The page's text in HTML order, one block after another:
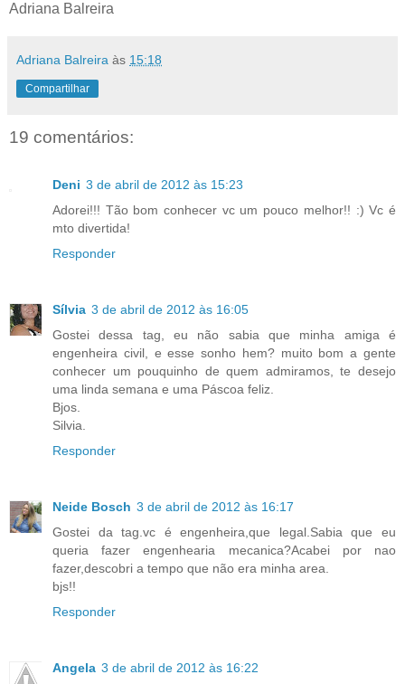
Adriana Balreira
Adriana Balreira às 15:18
Compartilhar
19 comentários:
Deni 3 de abril de 2012 às 15:23
Adorei!!! Tão bom conhecer vc um pouco melhor!! :) Vc é
mto divertida!
Responder
Sílvia 3 de abril de 2012 às 16:05
Gostei dessa tag, eu não sabia que minha amiga é
engenheira civil, e esse sonho hem? muito bom a gente
conhecer um pouquinho de quem admiramos, te desejo
uma linda semana e uma Páscoa feliz.
Bjos.
Silvia.
Responder
Neide Bosch 3 de abril de 2012 às 16:17
Gostei da tag.vc é engenheira,que legal.Sabia que eu
queria fazer engenhearia mecanica?Acabei por nao
fazer,descobri a tempo que não era minha area.
bjs!!
Responder
Angela 3 de abril de 2012 às 16:22